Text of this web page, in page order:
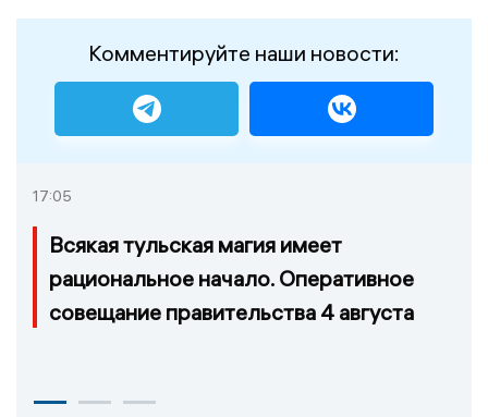
Комментируйте наши новости:
17:05
Всякая тульская магия имеет
рациональное начало. Оперативное
совещание правительства 4 августа